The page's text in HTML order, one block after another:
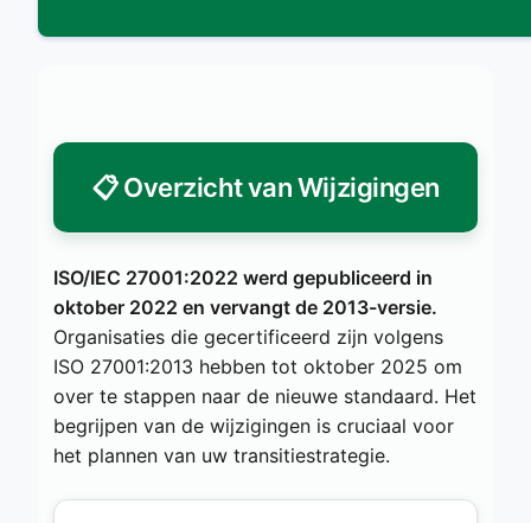
📋 Overzicht van Wijzigingen
ISO/IEC 27001:2022 werd gepubliceerd in
oktober 2022 en vervangt de 2013-versie.
Organisaties die gecertificeerd zijn volgens
ISO 27001:2013 hebben tot oktober 2025 om
over te stappen naar de nieuwe standaard. Het
begrijpen van de wijzigingen is cruciaal voor
het plannen van uw transitiestrategie.